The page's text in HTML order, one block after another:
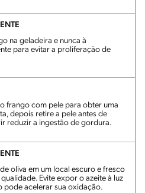
na geladeira e nunca à
para evitar a proliferação de
frango com pele para obter uma
depois retire a pele antes de
reduzir a ingestão de gordura.
oliva em um local escuro e fresco
Evite expor o azeite à luz
pode acelerar sua oxidação.